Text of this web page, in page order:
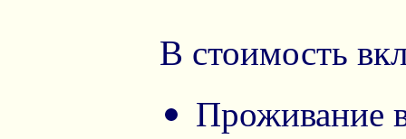
В стоимость
Проживание